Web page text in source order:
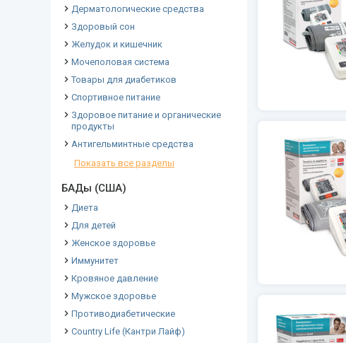
Дерматологические средства
Здоровый сон
Желудок и кишечник
Мочеполовая система
Товары для диабетиков
Спортивное питание
Здоровое питание и органические
продукты
Антигельминтные средства
Показать все разделы
БАДы (США)
Диета
Для детей
Женское здоровье
Иммунитет
Кровяное давление
Мужское здоровье
Противодиабетические
Country Life (Кантри Лайф)